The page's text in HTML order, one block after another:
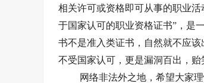
相关许可或资格即可从事的职业
于国家认可的职业资格证书”，是
书不是准入类证书，自然就不应
不受国家认可，更是漏洞百出，贻
网络非法外之地，希望大家